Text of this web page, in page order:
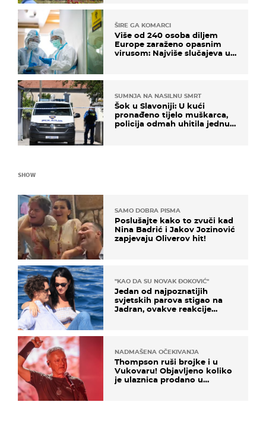
ŠIRE GA KOMARCI
Više od 240 osoba diljem
Europe zaraženo opasnim
virusom: Najviše slučajeva u
SUMNJA NA NASILNU SMRT
Šok u Slavoniji: U kući
pronađeno tijelo muškarca,
policija odmah uhitila jednu
SHOW
SAMO DOBRA PISMA
Poslušajte kako to zvuči kad
Nina Badrić i Jakov Jozinović
zapjevaju Oliverov hit!
"KAO DA SU NOVAK ĐOKOVIĆ"
Jedan od najpoznatijih
svjetskih parova stigao na
Jadran, ovakve reakcije
NADMAŠENA OČEKIVANJA
Thompson ruši brojke i u
Vukovaru! Objavljeno koliko
je ulaznica prodano u